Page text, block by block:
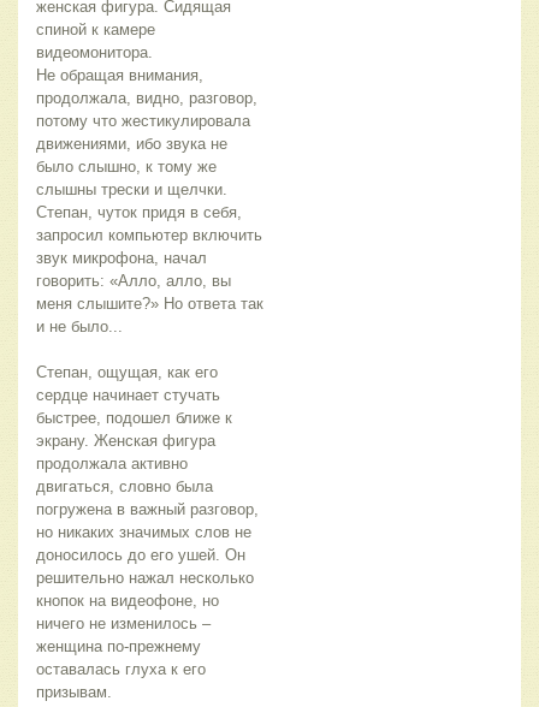
женская фигура. Сидящая
спиной к камере
видеомонитора.
Не обращая внимания,
продолжала, видно, разговор,
потому что жестикулировала
движениями, ибо звука не
было слышно, к тому же
слышны трески и щелчки.
Степан, чуток придя в себя,
запросил компьютер включить
звук микрофона, начал
говорить: «Алло, алло, вы
меня слышите?» Но ответа так
и не было...
Степан, ощущая, как его
сердце начинает стучать
быстрее, подошел ближе к
экрану. Женская фигура
продолжала активно
двигаться, словно была
погружена в важный разговор,
но никаких значимых слов не
доносилось до его ушей. Он
решительно нажал несколько
кнопок на видеофоне, но
ничего не изменилось –
женщина по-прежнему
оставалась глуха к его
призывам.